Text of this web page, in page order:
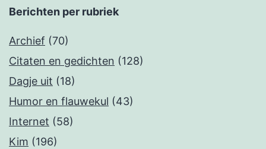
Berichten per rubriek
Archief (70)
Citaten en gedichten (128)
Dagje uit (18)
Humor en flauwekul (43)
Internet (58)
Kim (196)